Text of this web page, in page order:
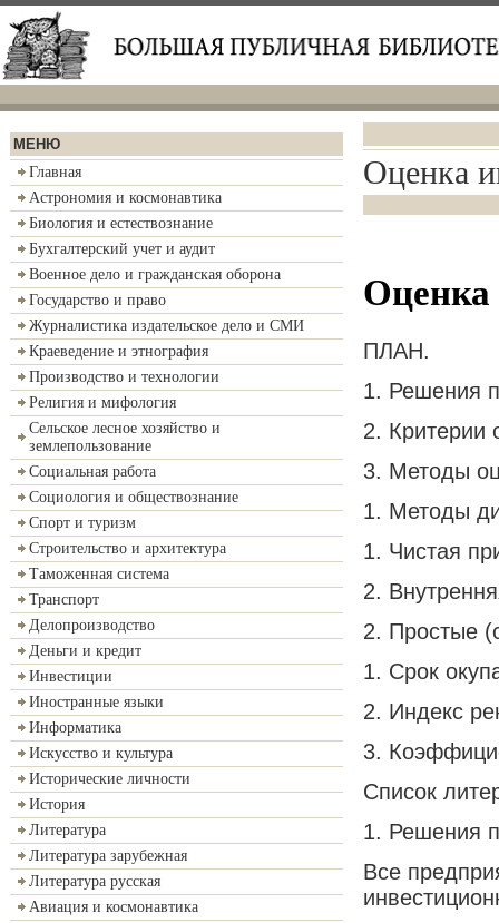
МЕНЮ
Главная
Астрономия и космонавтика
Биология и естествознание
Бухгалтерский учет и аудит
Военное дело и гражданская оборона
Государство и право
Журналистика издательское дело и СМИ
Краеведение и этнография
Производство и технологии
Религия и мифология
Сельское лесное хозяйство и
землепользование
Социальная работа
Социология и обществознание
Спорт и туризм
Строительство и архитектура
Таможенная система
Транспорт
Делопроизводство
Деньги и кредит
Инвестиции
Иностранные языки
Информатика
Искусство и культура
Исторические личности
История
Литература
Литература зарубежная
Литература русская
Авиация и космонавтика
Оценка
Оценка
ПЛАН.
1. Решения
2. Критерии
3. Методы
1. Методы
1. Чистая
2.
2. Простые
1. Срок
2. Индекс
3.
Список
1. Решения
Все